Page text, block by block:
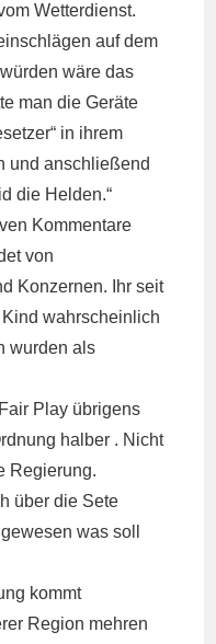
Wetterdienst.
auf dem
wäre das
man die Geräte
in ihrem
und anschließend
die Helden.“
Kommentare
von
Konzernen. Ihr seit
wahrscheinlich
wurden als
Play übrigens
halber . Nicht
Regierung.
über die Sete
was soll
kommt
Region mehren